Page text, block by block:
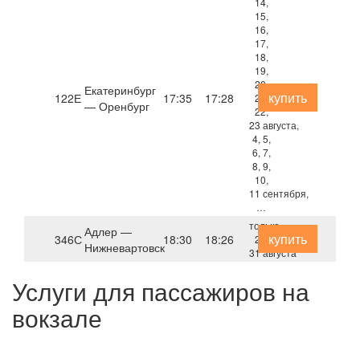
122Е Екатеринбург
— Оренбург
17:35 17:28
15,
16,
17,
18,
19,
20,
21,
22,
23 августа,
4, 5,
6, 7,
8, 9,
10,
11 сентября,
…
купить
346САдлер —
Нижневартовск18:30 18:26
только
25,
31 августа
купить
Услуги для пассажиров на
вокзале